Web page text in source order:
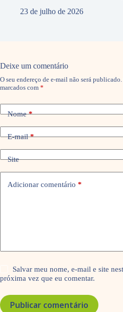
23 de julho de 2026
Deixe um comentário
O seu endereço de e-mail não será publicado.
marcados com *
Nome*
E-mail*
Site
Adicionar comentário *
Salvar meu nome, e-mail e site
próxima vez que eu comentar.
Publicar comentário